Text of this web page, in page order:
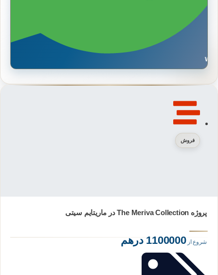
پروژه The Meriva Collection در ماریتایم سیتی
فروش
شروع از 1100000 درهم